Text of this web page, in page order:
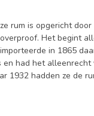
rum is opgericht
Het begint
in 1865
had het
1932 hadden ze de